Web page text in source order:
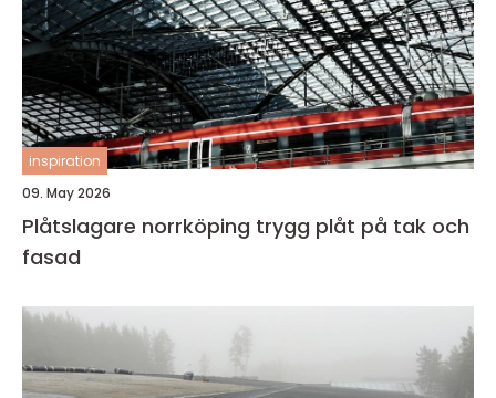
inspiration
09. May 2026
Plåtslagare norrköping trygg plåt på tak och
fasad